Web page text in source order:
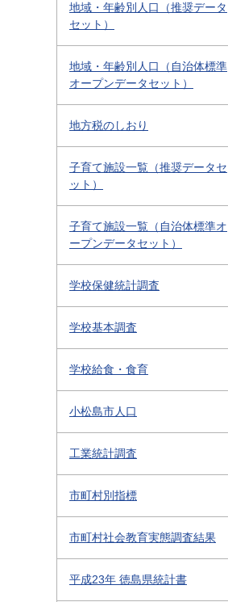
地域・年齢別人口（推奨データ
セット）
地域・年齢別人口（自治体標準
オープンデータセット）
地方税のしおり
子育て施設一覧（推奨データセ
ット）
子育て施設一覧（自治体標準オ
ープンデータセット）
学校保健統計調査
学校基本調査
学校給食・食育
小松島市人口
工業統計調査
市町村別指標
市町村社会教育実態調査結果
平成23年 徳島県統計書